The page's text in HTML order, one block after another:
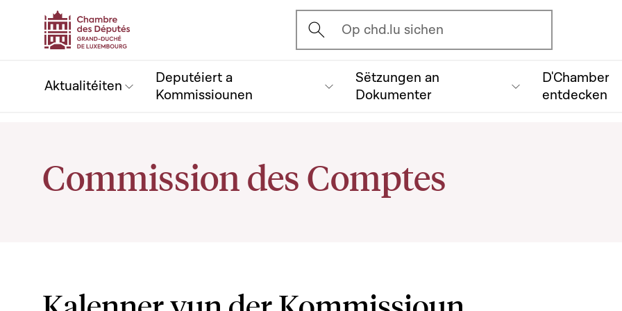
Ouvrir l'écran de recherche
Op chd.lu sichen
Aktualitéiten
Deputéiert a
Kommissiounen
Sëtzungen an
Dokumenter
D'Chamber
entdecken
Commission des Comptes